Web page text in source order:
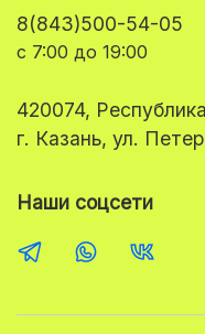
натощак. Чистую
режиме.
8(843)500-54-05
с 7:00 до 19:00
420074,
г. Казань, ул.
Наши соцсети